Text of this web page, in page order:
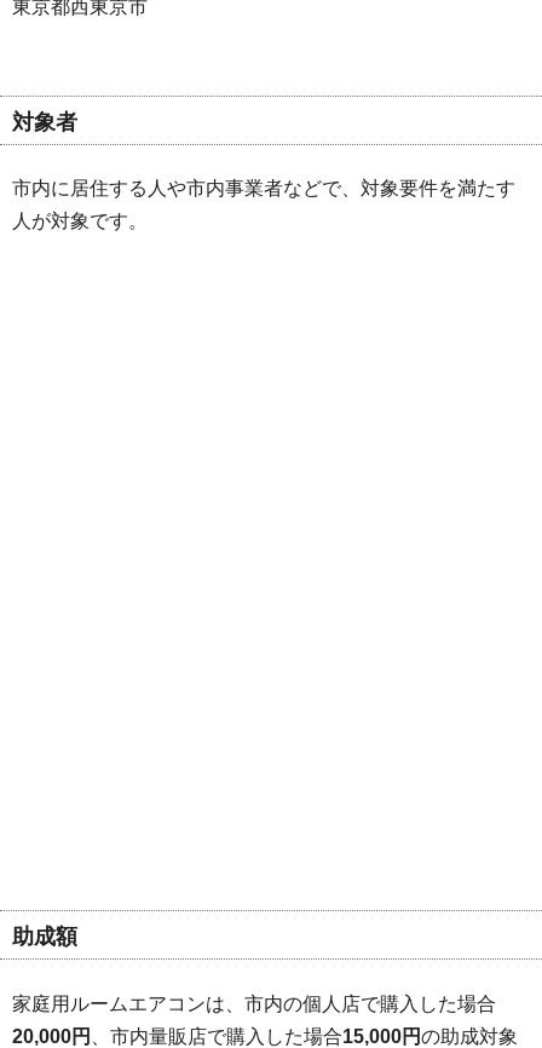
東京都西東京市
対象者
市内に居住する人や市内事業者などで、対象要件を満たす
人が対象です。
助成額
家庭用ルームエアコンは、市内の個人店で購入した場合
20,000円
、市内量販店で購入した場合15,000円の助成対象